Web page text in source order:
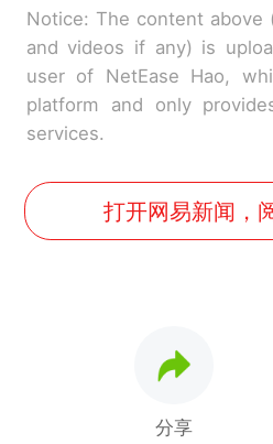
Notice: The content above
and videos if any) is
user of NetEase Hao,
platform and only
services.
打开网易新闻，
分享